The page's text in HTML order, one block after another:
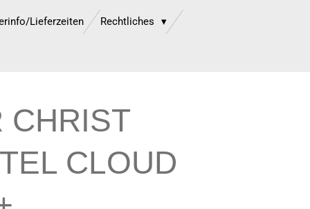
Lieferzeiten Rechtliches
CHRIST
CLOUD